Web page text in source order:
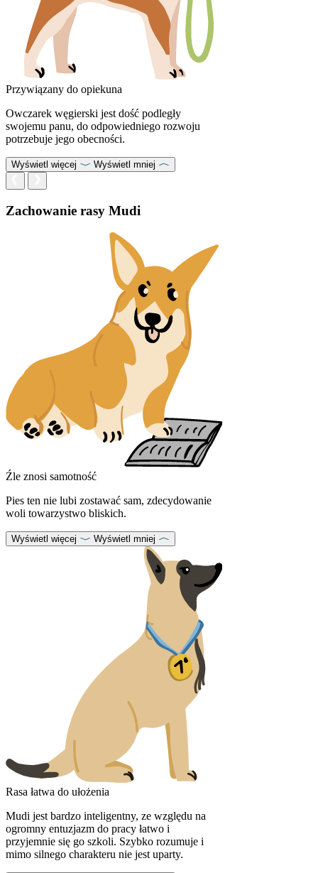
Przywiązany do opiekuna
Owczarek węgierski jest dość podległy
swojemu panu, do odpowiedniego rozwoju
potrzebuje jego obecności.
Wyświetl więcej Wyświetl mniej
Zachowanie rasy Mudi
Źle znosi samotność
Pies ten nie lubi zostawać sam, zdecydowanie
woli towarzystwo bliskich.
Wyświetl więcej Wyświetl mniej
Rasa łatwa do ułożenia
Mudi jest bardzo inteligentny, ze względu na
ogromny entuzjazm do pracy łatwo i
przyjemnie się go szkoli. Szybko rozumuje i
mimo silnego charakteru nie jest uparty.